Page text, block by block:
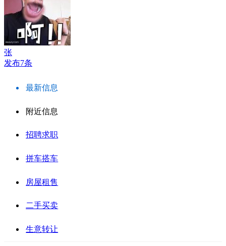
张
发布7条
最新信息
附近信息
招聘求职
拼车搭车
房屋租售
二手买卖
生意转让